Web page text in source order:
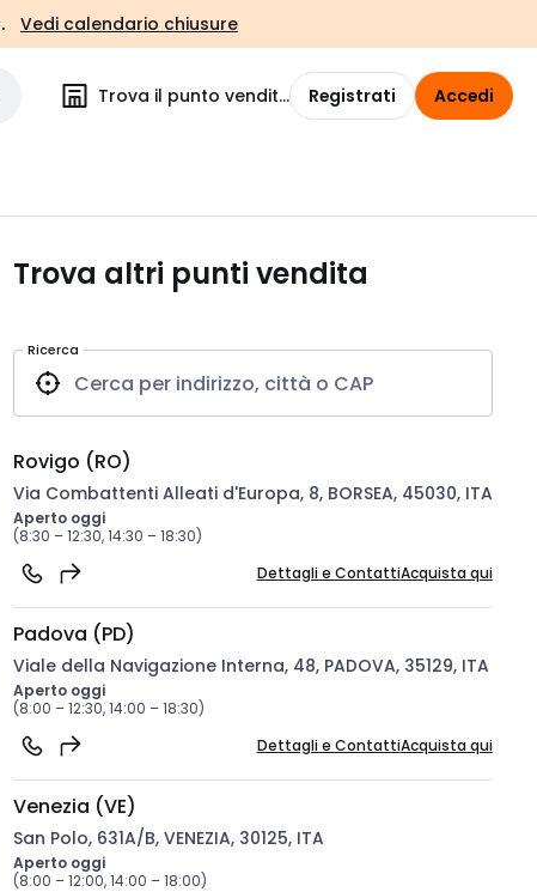
Vedi calendario chiusure
Trova il punto vendita Registrati Accedi
Trova altri punti vendita
Ricerca
Rovigo (RO)
Via Combattenti Alleati d'Europa, 8, BORSEA, 45030, ITA
Aperto oggi
(8:30 – 12:30, 14:30 – 18:30)
Dettagli e ContattiAcquista qui
Padova (PD)
Viale della Navigazione Interna, 48, PADOVA, 35129, ITA
Aperto oggi
(8:00 – 12:30, 14:00 – 18:30)
Dettagli e ContattiAcquista qui
Venezia (VE)
San Polo, 631A/B, VENEZIA, 30125, ITA
Aperto oggi
(8:00 – 12:00, 14:00 – 18:00)